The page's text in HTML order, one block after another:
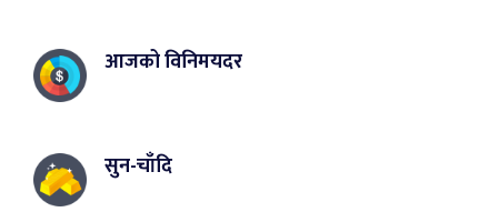
आजको विनिमयदर
सुन-चाँदि